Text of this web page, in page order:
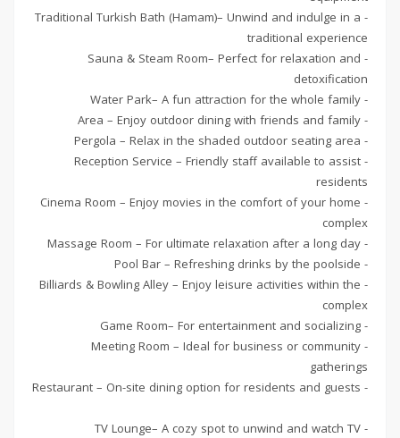
- Traditional Turkish Bath (Hamam)– Unwind and indulge in a
traditional experience
- Sauna & Steam Room– Perfect for relaxation and
detoxification
- Water Park– A fun attraction for the whole family
- Area – Enjoy outdoor dining with friends and family
- Pergola – Relax in the shaded outdoor seating area
- Reception Service – Friendly staff available to assist
residents
- Cinema Room – Enjoy movies in the comfort of your home
complex
- Massage Room – For ultimate relaxation after a long day
- Pool Bar – Refreshing drinks by the poolside
- Billiards & Bowling Alley – Enjoy leisure activities within the
complex
- Game Room– For entertainment and socializing
- Meeting Room – Ideal for business or community
gatherings
- Restaurant – On-site dining option for residents and guests
- TV Lounge– A cozy spot to unwind and watch TV